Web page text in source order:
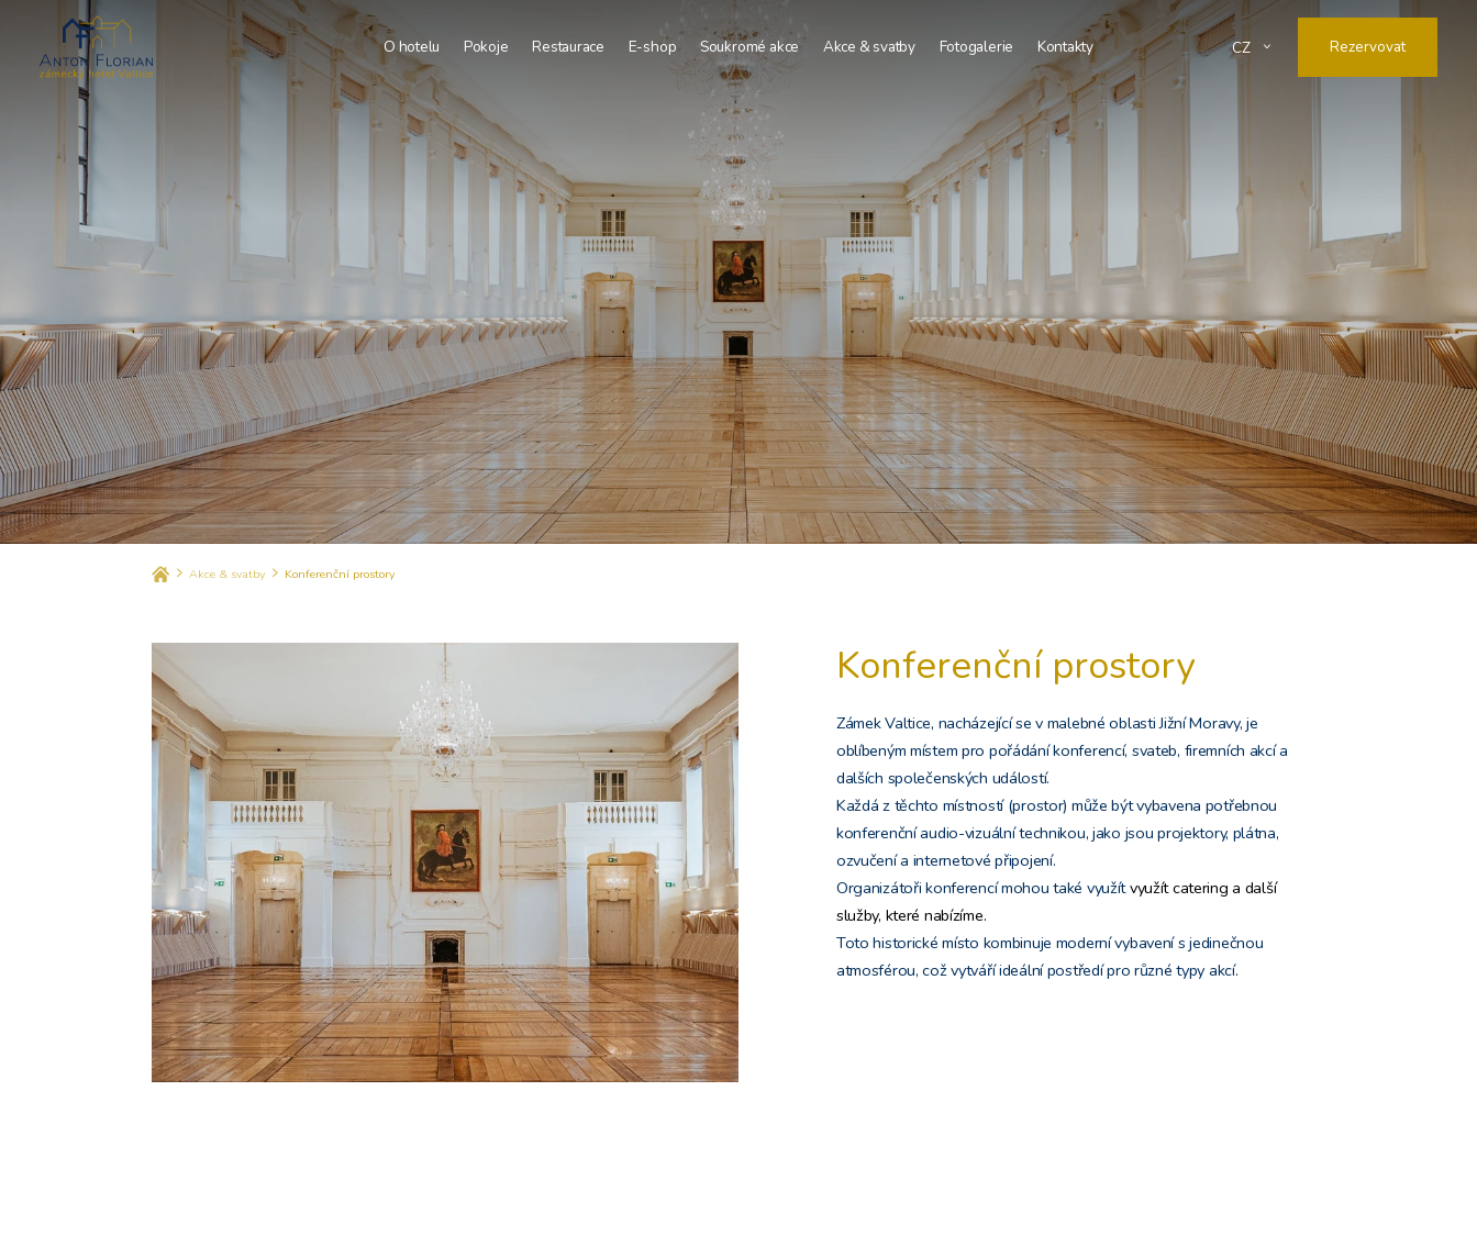
O hotelu
Pokoje
Comfort
Tourist
Restaurace E-shop Soukromé akce
Akce & svatby
Konferenční prostory
Skupinové stravování
Fotogalerie Kontakty CZ Rezervovat
Akce & svatby Konferenční prostory
Konferenční prostory
Zámek Valtice, nacházející se v malebné oblasti Jižní Moravy, je
oblíbeným místem pro pořádání konferencí, svateb, firemních akcí a
dalších společenských událostí.
Každá z těchto místností (prostor) může být vybavena potřebnou
konferenční audio-vizuální technikou, jako jsou projektory, plátna,
ozvučení a internetové připojení.
Organizátoři konferencí mohou také využítvyužít catering a další
služby, které nabízíme.
Toto historické místo kombinuje moderní vybavení s jedinečnou
atmosférou, což vytváří ideální postředí pro různé typy akcí.